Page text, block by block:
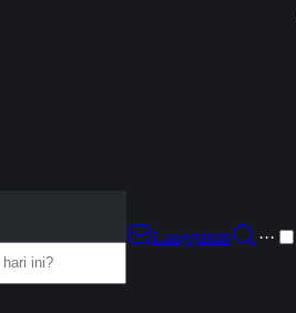
Langganan
···